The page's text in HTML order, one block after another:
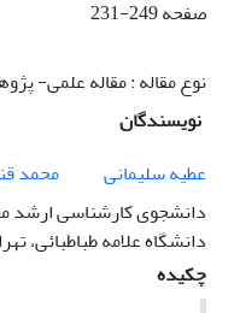
صفحه231-249
نوع مقاله : مقاله علمی-
نویسندگان
عطیه سلیمانی
محمد
دانشجوی کارشناسی ارشد
دانشگاه علامه طباطبائی،
چکیده